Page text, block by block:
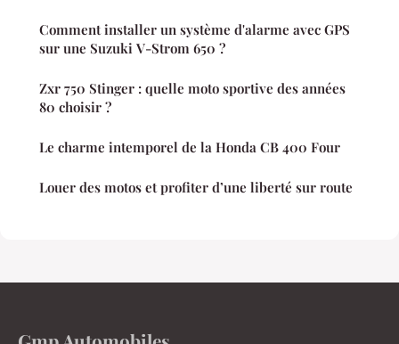
Comment installer un système d'alarme avec GPS
sur une Suzuki V-Strom 650 ?
Zxr 750 Stinger : quelle moto sportive des années
80 choisir ?
Le charme intemporel de la Honda CB 400 Four
Louer des motos et profiter d’une liberté sur route